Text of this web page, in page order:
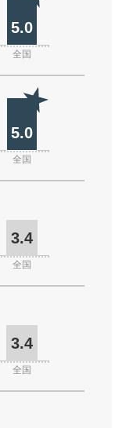
5.0
全国
5.0
全国
3.4
全国
3.4
全国